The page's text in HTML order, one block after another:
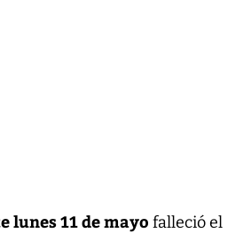
lunes 11 de mayo falleció el